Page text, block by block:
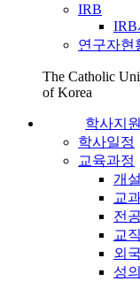
IRB
IRB
연구자현
The Catholic
of Korea
학사지원
학사일정
교육과정
개
교
전공
교직
외
성